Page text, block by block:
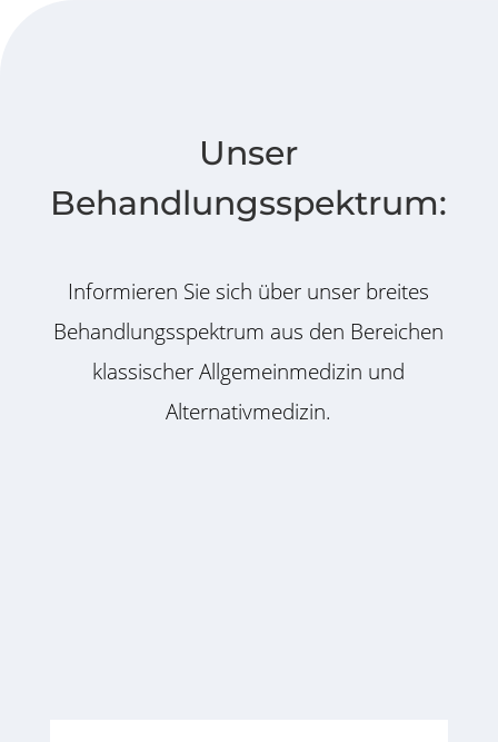
Unser
Behandlungsspektrum:
Informieren Sie sich über unser breites
Behandlungsspektrum aus den Bereichen
klassischer Allgemeinmedizin und
Alternativmedizin.